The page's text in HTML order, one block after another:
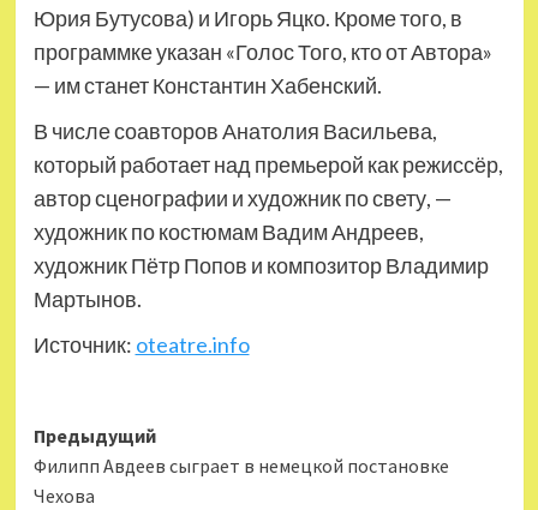
Юрия Бутусова) и Игорь Яцко. Кроме того, в
программке указан «Голос Того, кто от Автора»
— им станет Константин Хабенский.
В числе соавторов Анатолия Васильева,
который работает над премьерой как режиссёр,
автор сценографии и художник по свету, —
художник по костюмам Вадим Андреев,
художник Пётр Попов и композитор Владимир
Мартынов.
Источник: oteatre.info
Навигация
записи
Предыдущий
Филипп Авдеев сыграет в немецкой постановке
Чехова